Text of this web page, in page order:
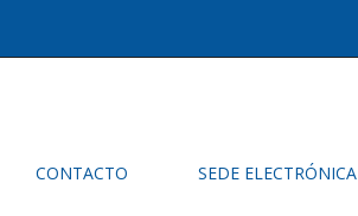
CONTACTO SEDE ELECTRÓNICA